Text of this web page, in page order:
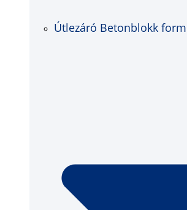
Útlezáró Betonblokk